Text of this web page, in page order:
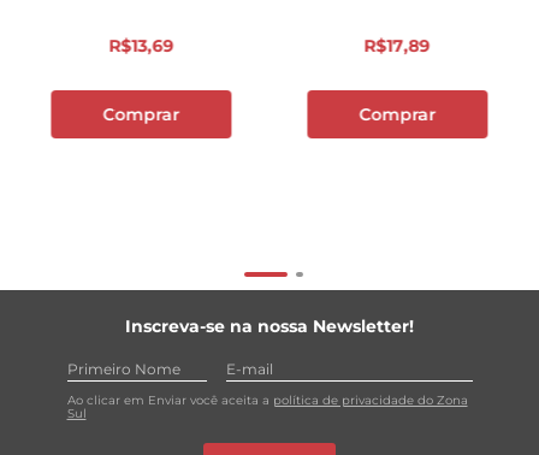
R$13,69
Comprar
R$17,89
Comprar
Inscreva-se na nossa Newsletter!
Ao clicar em Enviar você aceita a política de privacidade do Zona
Sul